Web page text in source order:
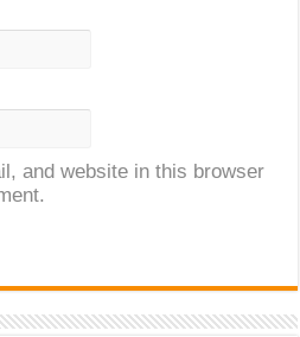
and website in this browser